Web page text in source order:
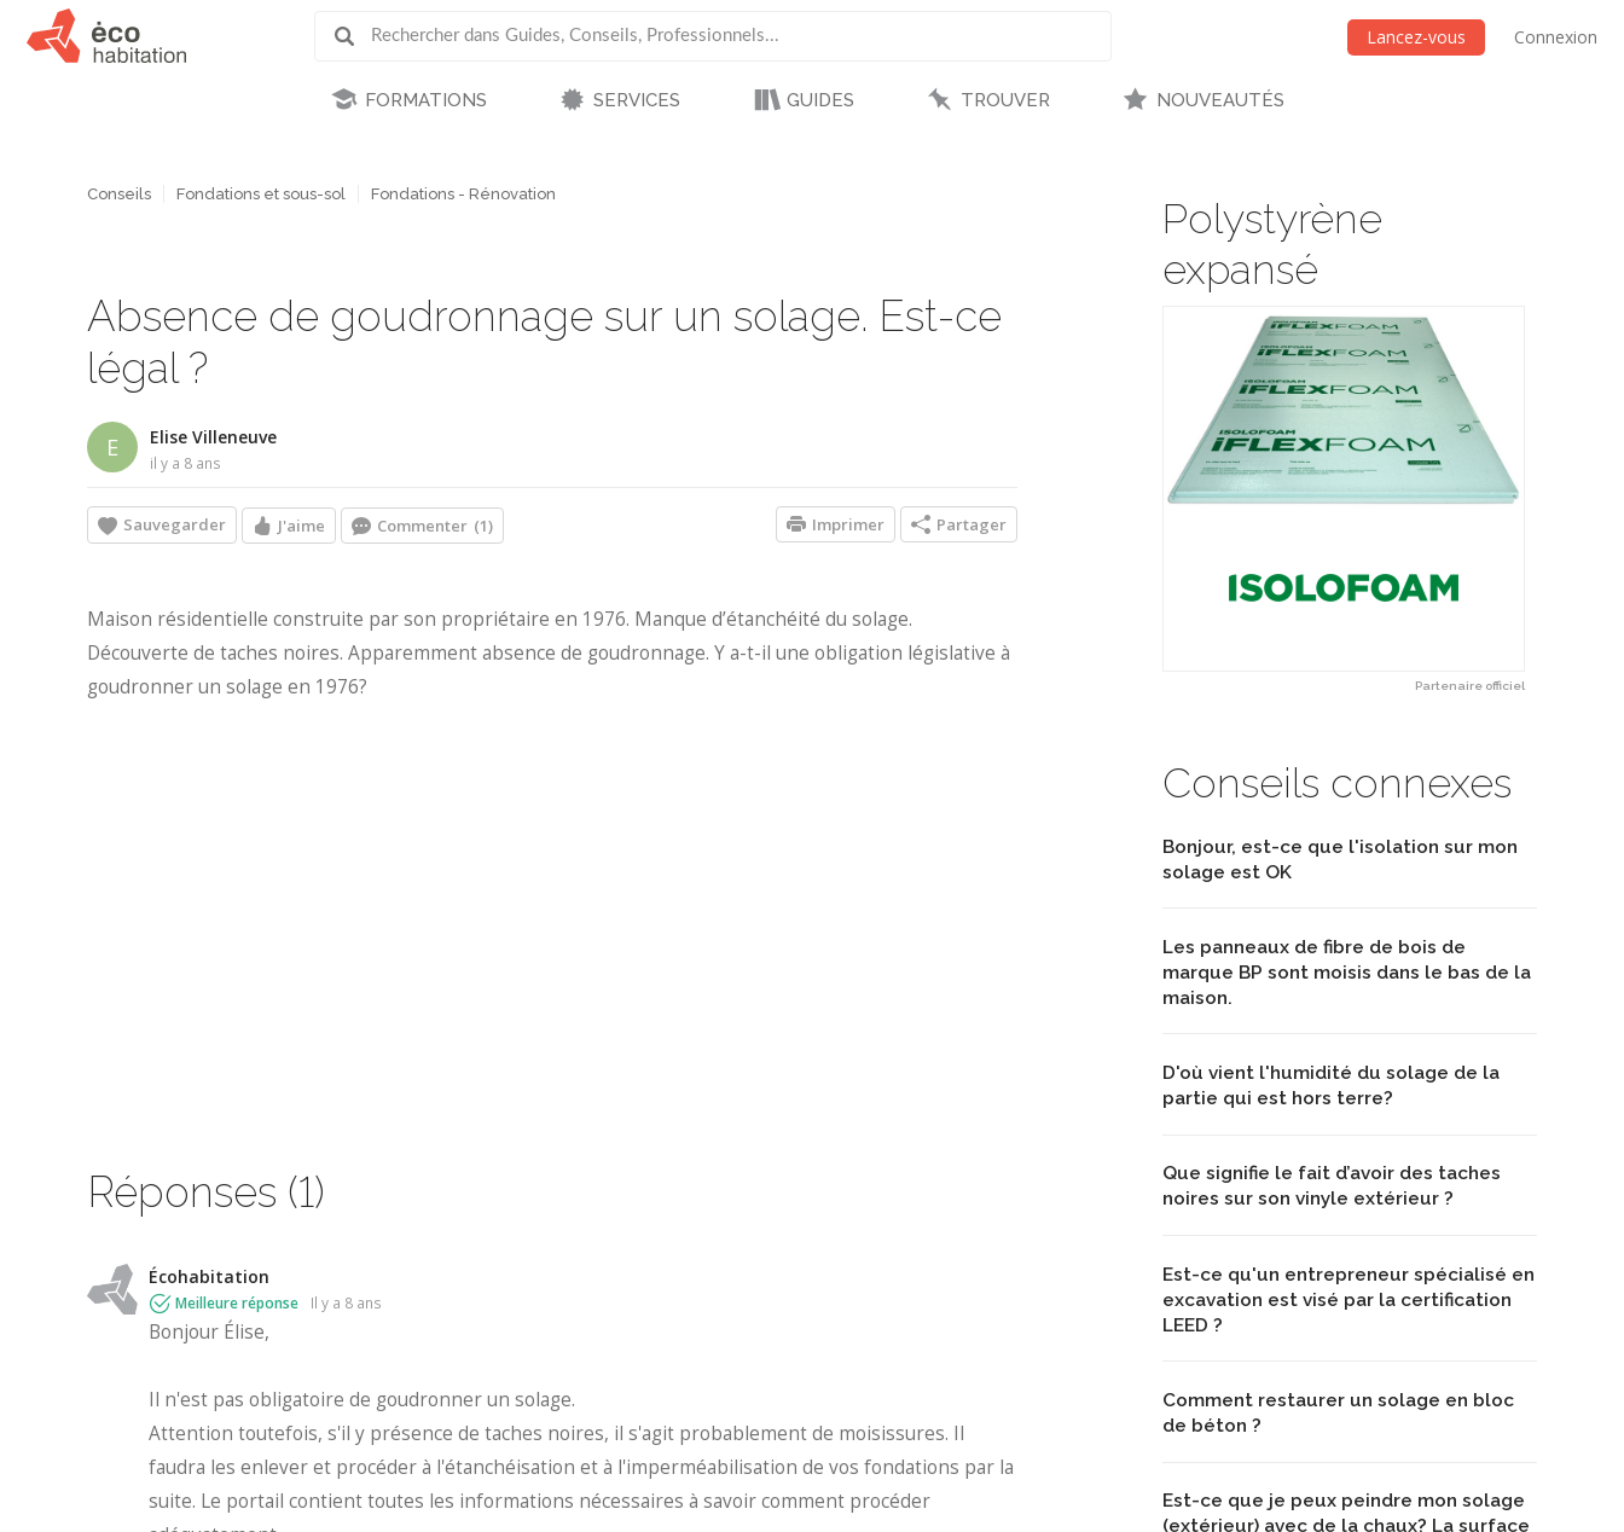
Lancez-vous Connexion
FORMATIONS SERVICES GUIDES TROUVER NOUVEAUTÉS
Polystyrène
expansé
Partenaire officiel
Conseils connexes
Bonjour, est-ce que l'isolation sur mon
solage est OK
Les panneaux de fibre de bois de
marque BP sont moisis dans le bas de la
maison.
D'où vient l'humidité du solage de la
partie qui est hors terre?
Que signifie le fait d’avoir des taches
noires sur son vinyle extérieur ?
Est-ce qu'un entrepreneur spécialisé en
excavation est visé par la certification
LEED ?
Comment restaurer un solage en bloc
de béton ?
Est-ce que je peux peindre mon solage
(extérieur) avec de la chaux? La surface
Conseils Fondations et sous-sol Fondations - Rénovation
Absence de goudronnage sur un solage. Est-ce
légal ?
E Elise Villeneuve
il y a 8 ans
Sauvegarder J'aime Commenter (1) Partager
Imprimer
Maison résidentielle construite par son propriétaire en 1976. Manque d’étanchéité du solage.
Découverte de taches noires. Apparemment absence de goudronnage. Y a-t-il une obligation législative à
goudronner un solage en 1976?
Réponses (1)
Écohabitation
Meilleure réponse il y a 8 ans
Bonjour Élise,
Il n'est pas obligatoire de goudronner un solage.
Attention toutefois, s'il y présence de taches noires, il s'agit probablement de moisissures. Il
faudra les enlever et procéder à l'étanchéisation et à l'imperméabilisation de vos fondations par la
suite. Le portail contient toutes les informations nécessaires à savoir comment procéder